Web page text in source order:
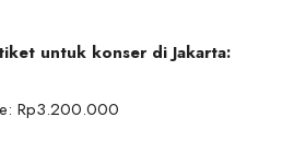
untuk konser di Jakarta:
Rp3.200.000